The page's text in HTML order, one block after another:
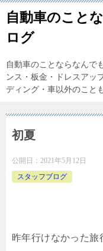
自動車のこと
ログ
自動車のことならなんで
ンス・板金・ドレスアッ
ディング・車以外のこと
初夏
公開日： 2021年5月12日
スタッフブログ
昨年行けなかった旅